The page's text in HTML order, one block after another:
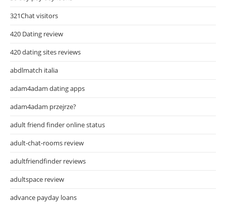
321Chat visitors
420 Dating review
420 dating sites reviews
abdlmatch italia
adam4adam dating apps
adam4adam przejrze?
adult friend finder online status
adult-chat-rooms review
adultfriendfinder reviews
adultspace review
advance payday loans